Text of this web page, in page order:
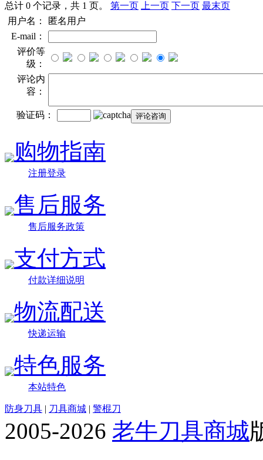
总计 0 个记录，共 1 页。 第一页 上一页 下一页 最末页
用户名：
匿名用户
E-mail：
评价等
级：
评论内
容：
验证码：
购物指南
注册登录
售后服务
售后服务政策
支付方式
付款详细说明
物流配送
快递运输
特色服务
本站特色
防身刀具 | 刀具商城 | 警棍刀
2005-2026 老牛刀具商城